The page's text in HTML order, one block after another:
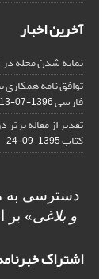
آخرین اخبار
نمایه شدن مجله در ISC
توافق نامه همکاری
فارسی1396-07-13
تقدیر از مقاله
کتاب1395-09-24
دسترسی به
و بلاغی»
اشتراک